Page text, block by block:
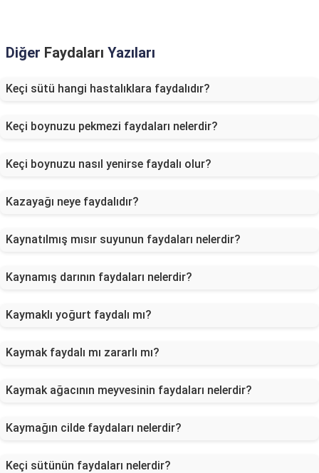
Diğer Faydaları Yazıları
Keçi sütü hangi hastalıklara faydalıdır?
Keçi boynuzu pekmezi faydaları nelerdir?
Keçi boynuzu nasıl yenirse faydalı olur?
Kazayağı neye faydalıdır?
Kaynatılmış mısır suyunun faydaları nelerdir?
Kaynamış darının faydaları nelerdir?
Kaymaklı yoğurt faydalı mı?
Kaymak faydalı mı zararlı mı?
Kaymak ağacının meyvesinin faydaları nelerdir?
Kaymağın cilde faydaları nelerdir?
Keçi sütünün faydaları nelerdir?